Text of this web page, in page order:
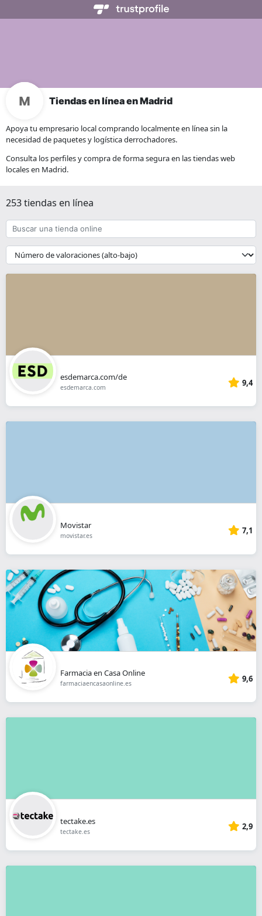
Tiendas en línea en Madrid
Apoya tu empresario local comprando localmente en línea sin la
necesidad de paquetes y logística derrochadores.
Consulta los perfiles y compra de forma segura en las tiendas web
locales en Madrid.
253 tiendas en línea
Buscar
una
tienda
online
{{
__('Sort')
}}
esdemarca.com/de
esdemarca.com 9,4
Movistar
movistar.es 7,1
Farmacia en Casa Online
farmaciaencasaonline.es 9,6
tectake.es
tectake.es 2,9